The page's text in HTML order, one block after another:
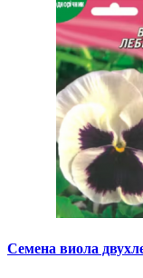
Семена виола